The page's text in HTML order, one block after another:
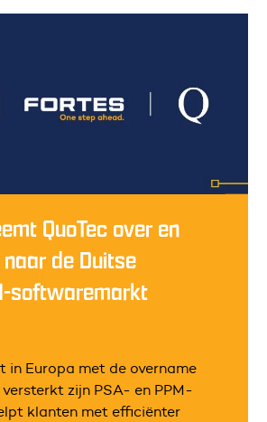
QuoTec over en
de Duitse
softwaremarkt
in Europa met de overname
versterkt zijn PSA- en PPM-
klanten met efficiënter